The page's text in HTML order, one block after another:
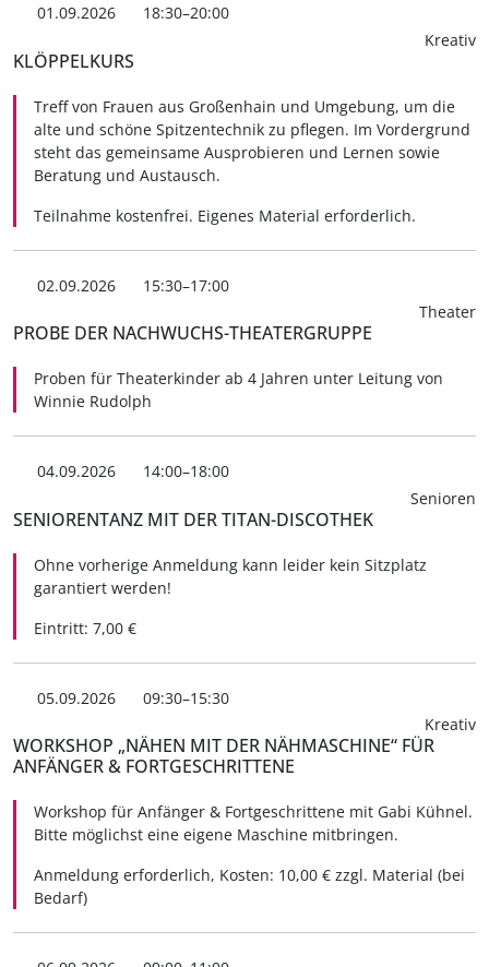
01.09.2026
18:30–20:00
Kreativ
KLÖPPELKURS
Treff von Frauen aus Großenhain und Umgebung, um die
alte und schöne Spitzentechnik zu pflegen. Im Vordergrund
steht das gemeinsame Ausprobieren und Lernen sowie
Beratung und Austausch.
Teilnahme kostenfrei. Eigenes Material erforderlich.
02.09.2026
15:30–17:00
Theater
PROBE DER NACHWUCHS-THEATERGRUPPE
Proben für Theaterkinder ab 4 Jahren unter Leitung von
Winnie Rudolph
04.09.2026
14:00–18:00
Senioren
SENIORENTANZ MIT DER TITAN-DISCOTHEK
Ohne vorherige Anmeldung kann leider kein Sitzplatz
garantiert werden!
Eintritt: 7,00 €
05.09.2026
09:30–15:30
Kreativ
WORKSHOP „NÄHEN MIT DER NÄHMASCHINE“ FÜR
ANFÄNGER & FORTGESCHRITTENE
Workshop für Anfänger & Fortgeschrittene mit Gabi Kühnel.
Bitte möglichst eine eigene Maschine mitbringen.
Anmeldung erforderlich, Kosten: 10,00 € zzgl. Material (bei
Bedarf)